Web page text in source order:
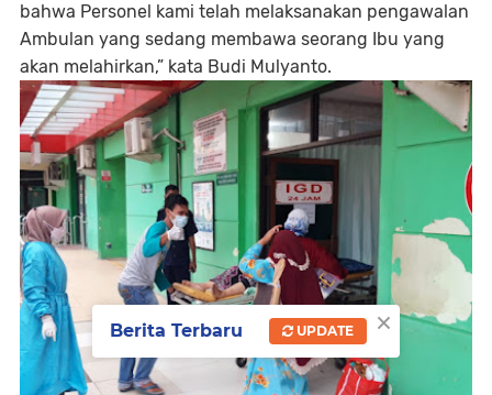
bahwa Personel kami telah melaksanakan pengawalan
Ambulan yang sedang membawa seorang Ibu yang
akan melahirkan,” kata Budi Mulyanto.
×
Berita Terbaru UPDATE